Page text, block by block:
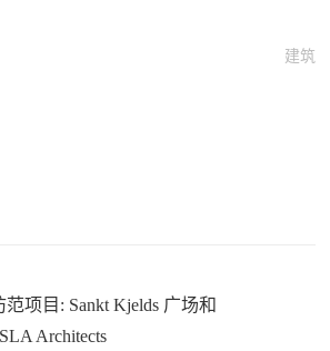
建筑
项目: Sankt Kjelds 广场和
Architects